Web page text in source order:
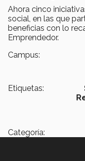
Ahora cinco
social, en las que
beneficias con lo
Emprendedor.
Campus:
Etiquetas:
Categoría: